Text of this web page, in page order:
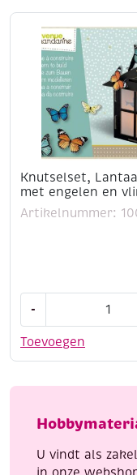
Knutselset,
met engelen en
Artikelnummer:
Toevoegen
-
maken
en
aantal
U vindt als